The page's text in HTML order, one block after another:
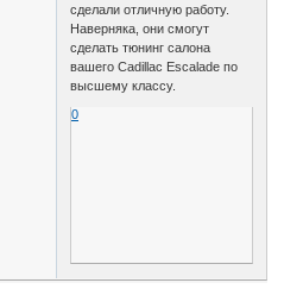
сделали отличную работу.
Наверняка, они смогут
сделать тюнинг салона
вашего Cadillac Escalade по
высшему классу.
0